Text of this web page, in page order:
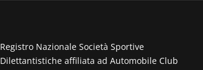
Registro Nazionale Società Sportive
Dilettantistiche affiliata ad Automobile Club